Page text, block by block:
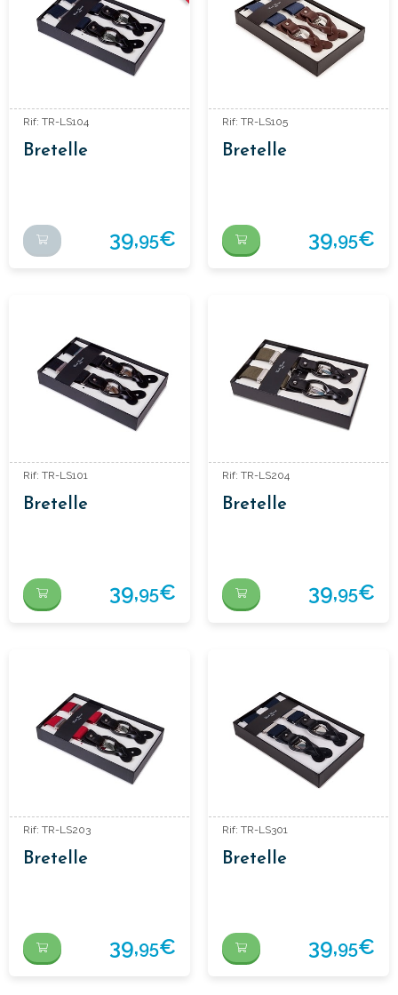
Rif: TR-LS104
Bretelle
39,95€
Rif: TR-LS105
Bretelle
39,95€
Rif: TR-LS101
Bretelle
39,95€
Rif: TR-LS204
Bretelle
39,95€
Rif: TR-LS203
Bretelle
39,95€
Rif: TR-LS301
Bretelle
39,95€